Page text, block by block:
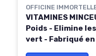
OFFICINE
VITAMINES
Poids - Elimine
vert - Fabriqué en